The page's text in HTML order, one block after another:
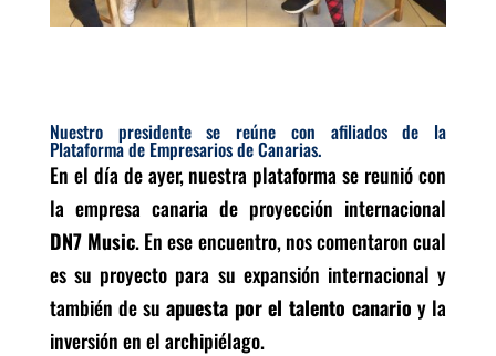
Nuestro presidente se reúne con afiliados de la
Plataforma de Empresarios de Canarias.
En el día de ayer, nuestra plataforma se reunió con
la empresa canaria de proyección internacional
DN7 Music. En ese encuentro, nos comentaron cual
es su proyecto para su expansión internacional y
también de su apuesta por el talento canario y la
inversión en el archipiélago.